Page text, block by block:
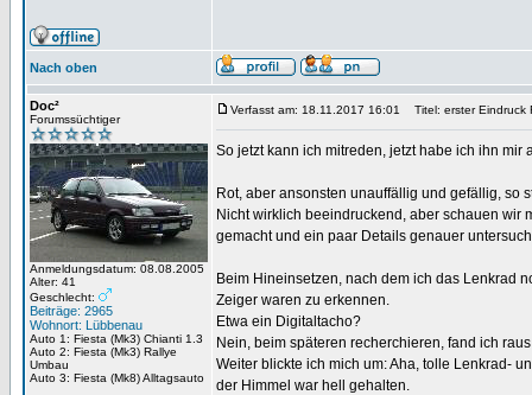
Nach oben
Doc²
Forumssüchtiger
Anmeldungsdatum: 08.08.2005
Alter: 41
Geschlecht:
Beiträge: 2965
Wohnort: Lübbenau
Auto 1: Fiesta (Mk3) Chianti 1.3
Auto 2: Fiesta (Mk3) Rallye
Umbau
Auto 3: Fiesta (Mk8) Alltagsauto
Verfasst am: 18.11.2017 16:01 Titel: erster Eindruck
So jetzt kann ich mitreden, jetzt habe ich ihn
Rot, aber ansonsten unauffällig und gefällig, so
Nicht wirklich beeindruckend, aber schauen
gemacht und ein paar Details genauer
Beim Hineinsetzen, nach dem ich das Lenkrad
Zeiger waren zu erkennen.
Etwa ein Digitaltacho?
Nein, beim späteren recherchieren, fand ich
Weiter blickte ich mich um: Aha, tolle Lenkrad-
der Himmel war hell gehalten.